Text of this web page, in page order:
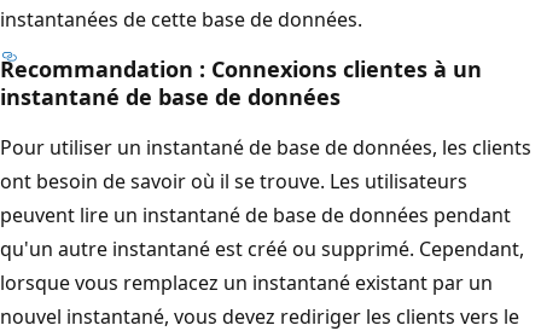
instantanées de cette base de données.
Recommandation : Connexions clientes à un
instantané de base de données
Pour utiliser un instantané de base de données, les clients
ont besoin de savoir où il se trouve. Les utilisateurs
peuvent lire un instantané de base de données pendant
qu'un autre instantané est créé ou supprimé. Cependant,
lorsque vous remplacez un instantané existant par un
nouvel instantané, vous devez rediriger les clients vers le